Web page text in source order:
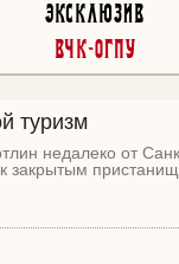
Эксклюзив
ВЧК-ОГПУ
туризм
недалеко от
закрытым